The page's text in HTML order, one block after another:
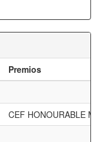
Premios
CEF HONOURABLE